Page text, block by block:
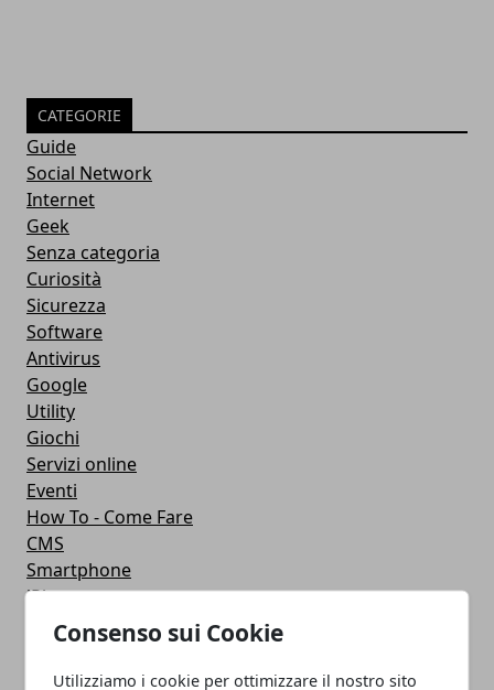
Consenso sui Cookie
Utilizziamo i cookie per ottimizzare il nostro sito
CATEGORIE
Guide
Social Network
Internet
Geek
Senza categoria
Curiosità
Sicurezza
Software
Antivirus
Google
Utility
Giochi
Servizi online
Eventi
How To - Come Fare
CMS
Smartphone
iPhone
Apple
Videogames
Streaming